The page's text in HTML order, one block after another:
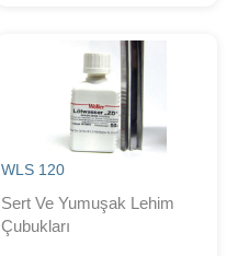
WLS 120
Sert Ve Yumuşak Lehim
Çubukları